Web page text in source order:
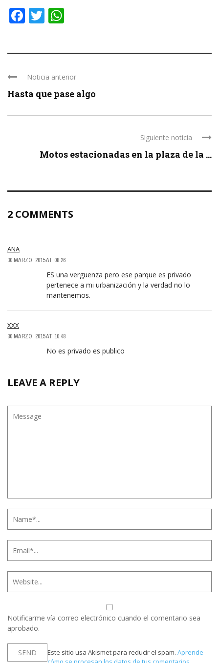
Facebook
Twitter
Noticia anterior
Hasta que pase algo
Siguiente noticia
Motos estacionadas en la plaza de la ...
2 COMMENTS
ANA
30 MARZO, 2015 AT 08:26
ES una verguenza pero ese parque es privado
pertenece a mi urbanización y la verdad no lo
mantenemos.
XXX
30 MARZO, 2015 AT 10:48
No es privado es publico
LEAVE A REPLY
Notificarme vía correo electrónico cuando el comentario sea
aprobado.
Este sitio usa Akismet para reducir el spam. Aprende